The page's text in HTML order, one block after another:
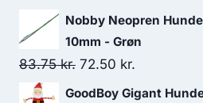
oprindelige
pris
var:
71.25 kr..
Nobby Neopren
10mm - Grøn
83.75kr. Den
oprindelige
72.50 kr.
aktuelle
GoodBoy Gigant